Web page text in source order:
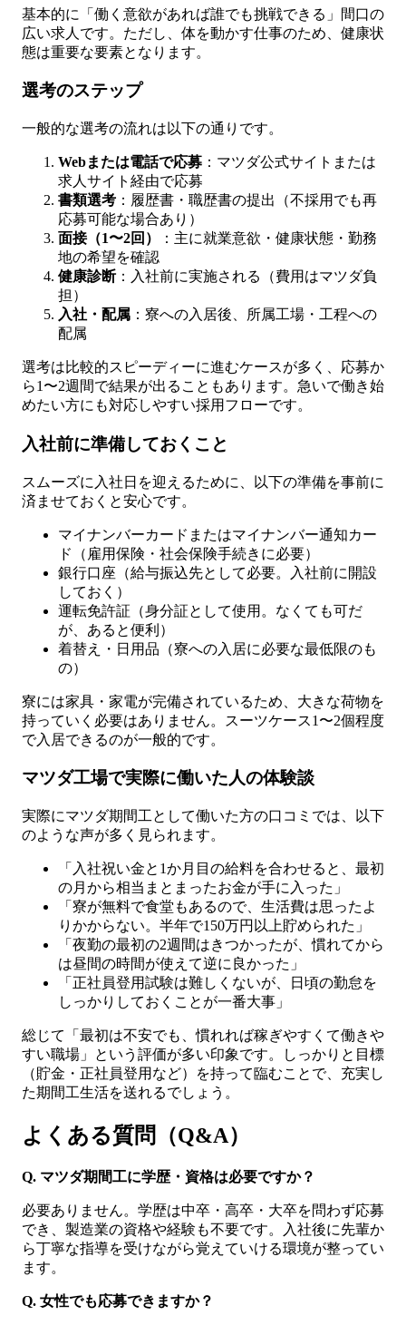
基本的に「働く意欲があれば誰でも挑戦できる」間口の
広い求人です。ただし、体を動かす仕事のため、健康状
態は重要な要素となります。
選考のステップ
一般的な選考の流れは以下の通りです。
Webまたは電話で応募 ：マツダ公式サイトまたは
求人サイト経由で応募
書類選考 ：履歴書・職歴書の提出（不採用でも再
応募可能な場合あり）
面接（1〜2回）
：主に就業意欲・健康状態・勤務
地の希望を確認
健康診断：入社前に実施される（費用はマツダ負
担）
入社・配属 ：寮への入居後、所属工場・工程への
配属
選考は比較的スピーディーに進むケースが多く、応募か
ら1〜2週間で結果が出ることもあります。急いで働き始
めたい方にも対応しやすい採用フローです。
入社前に準備しておくこと
スムーズに入社日を迎えるために、以下の準備を事前に
済ませておくと安心です。
マイナンバーカードまたはマイナンバー通知カー
ド（雇用保険・社会保険手続きに必要）
銀行口座（給与振込先として必要。入社前に開設
しておく）
運転免許証（身分証として使用。なくても可だ
が、あると便利）
着替え・日用品（寮への入居に必要な最低限のも
の）
寮には家具・家電が完備されているため、大きな荷物を
持っていく必要はありません。スーツケース1〜2個程度
で入居できるのが一般的です。
マツダ工場で実際に働いた人の体験談
実際にマツダ期間工として働いた方の口コミでは、以下
のような声が多く見られます。
「入社祝い金と1か月目の給料を合わせると、最初
の月から相当まとまったお金が手に入った」
「寮が無料で食堂もあるので、生活費は思ったよ
りかからない。半年で150万円以上貯められた」
「夜勤の最初の2週間はきつかったが、慣れてから
は昼間の時間が使えて逆に良かった」
「正社員登用試験は難しくないが、日頃の勤怠を
しっかりしておくことが一番大事」
総じて「最初は不安でも、慣れれば稼ぎやすくて働きや
すい職場」という評価が多い印象です。しっかりと目標
（貯金・正社員登用など）を持って臨むことで、充実し
た期間工生活を送れるでしょう。
よくある質問（Q&A）
Q. マツダ期間工に学歴・資格は必要ですか？
必要ありません。学歴は中卒・高卒・大卒を問わず応募
でき、製造業の資格や経験も不要です。入社後に先輩か
ら丁寧な指導を受けながら覚えていける環境が整ってい
ます。
Q. 女性でも応募できますか？